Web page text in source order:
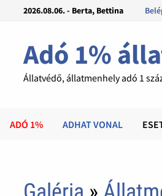
2026.08.06. - Berta, Bettina
Adó 1%
Állatvédő, állatmenhely adó 1
ADÓ 1% ADHAT VONAL